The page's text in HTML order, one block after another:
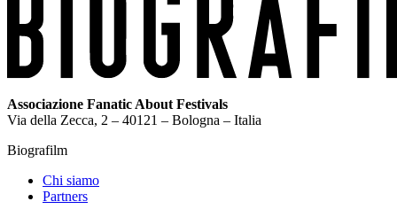
Associazione Fanatic About Festivals
Via della Zecca, 2 – 40121 – Bologna – Italia
Biografilm
Chi siamo
Partners